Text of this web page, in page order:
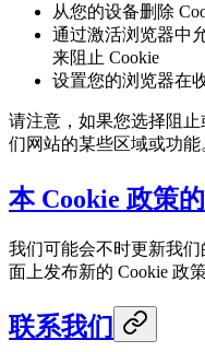
从您的设备删除
通过激活浏览器中
来阻止 Cookie
设置您的浏览器在
请注意，如果您选择阻
们网站的某些区域或功能
本 Cookie 政策
我们可能会不时更新我
面上发布新的 Cookie 政
联系我们